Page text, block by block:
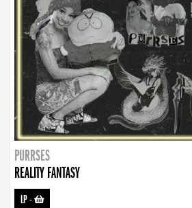
PURRSES
REALITY FANTASY
LP-